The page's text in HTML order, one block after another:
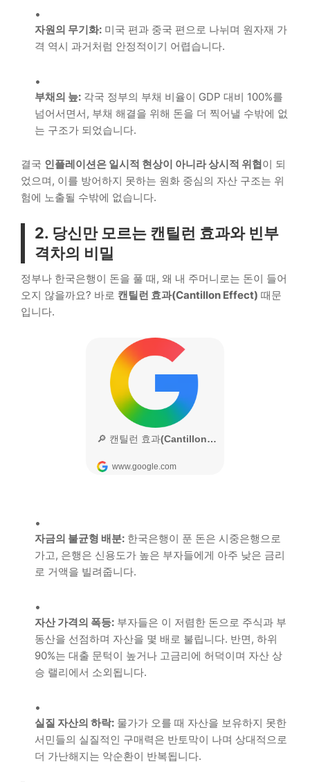
자원의 무기화: 미국 편과 중국 편으로 나뉘며 원자재 가
격 역시 과거처럼 안정적이기 어렵습니다.
부채의 늪: 각국 정부의 부채 비율이 GDP 대비 100%를
넘어서면서, 부채 해결을 위해 돈을 더 찍어낼 수밖에 없
는 구조가 되었습니다.
결국 인플레이션은 일시적 현상이 아니라 상시적 위협이 되
었으며, 이를 방어하지 못하는 원화 중심의 자산 구조는 위
험에 노출될 수밖에 없습니다.
2. 당신만 모르는 캔틸런 효과와 빈부
격차의 비밀
정부나 한국은행이 돈을 풀 때, 왜 내 주머니로는 돈이 들어
오지 않을까요? 바로 캔틸런 효과(Cantillon Effect) 때문
입니다.
자금의 불균형 배분: 한국은행이 푼 돈은 시중은행으로
가고, 은행은 신용도가 높은 부자들에게 아주 낮은 금리
로 거액을 빌려줍니다.
자산 가격의 폭등: 부자들은 이 저렴한 돈으로 주식과 부
동산을 선점하며 자산을 몇 배로 불립니다. 반면, 하위
90%는 대출 문턱이 높거나 고금리에 허덕이며 자산 상
승 랠리에서 소외됩니다.
실질 자산의 하락: 물가가 오를 때 자산을 보유하지 못한
서민들의 실질적인 구매력은 반토막이 나며 상대적으로
더 가난해지는 악순환이 반복됩니다.